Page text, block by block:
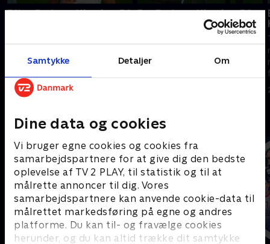
Samtykke Detaljer Om
Dine data og cookies
Vi bruger egne cookies og cookies fra
samarbejdspartnere for at give dig den bedste
oplevelse af TV 2 PLAY, til statistik og til at
målrette annoncer til dig. Vores
samarbejdspartnere kan anvende cookie-data til
målrettet markedsføring på egne og andres
platforme. Du kan til- og fravælge cookies
herunder, og du kan altid trække dit samtykke
Efter Fortuna Hjørring-FC
nyheder, analyser og interviews
4. august 2026 • 14 min
Før Fortuna Hjørring-FC
nyheder, analyser og interviews
Andre så også